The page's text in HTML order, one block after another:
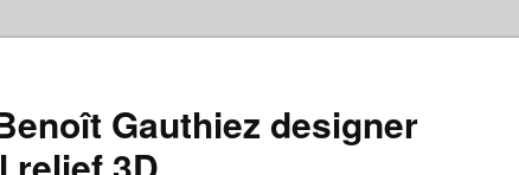
Gauthiez designer